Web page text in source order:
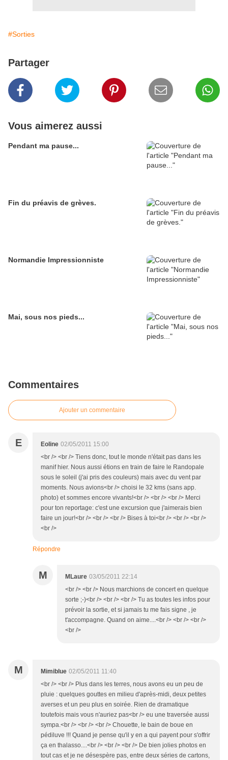
#Sorties
Partager
Vous aimerez aussi
Pendant ma pause...
Fin du préavis de grèves.
Normandie Impressionniste
Mai, sous nos pieds...
Commentaires
Ajouter un commentaire
E Eoline 02/05/2011 15:00
<br /> <br /> Tiens donc, tout le monde n'était pas dans les
manif hier. Nous aussi étions en train de faire le Randopale
sous le soleil (j'ai pris des couleurs) mais avec du vent par
moments. Nous avions<br /> choisi le 32 kms (sans app.
photo) et sommes encore vivants!<br /> <br /> <br /> Merci
pour ton reportage: c'est une excursion que j'aimerais bien
faire un jour!<br /> <br /> <br /> Bises à toi<br /> <br /> <br />
<br />
Répondre
M MLaure 03/05/2011 22:14
<br /> <br /> Nous marchions de concert en quelque
sorte ;-)<br /> <br /> <br /> Tu as toutes les infos pour
prévoir la sortie, et si jamais tu me fais signe , je
t'accompagne. Quand on aime....<br /> <br /> <br />
<br />
M Mimiblue 02/05/2011 11:40
<br /> <br /> Plus dans les terres, nous avons eu un peu de
pluie : quelques gouttes en milieu d'après-midi, deux petites
averses et un peu plus en soirée. Rien de dramatique
toutefois mais vous n'auriez pas<br /> eu une traversée aussi
sympa.<br /> <br /> <br /> Chouette, le bain de boue en
pédiluve !!! Quand je pense qu'il y en a qui payent pour s'offrir
ça en thalasso....<br /> <br /> <br /> De bien jolies photos en
tout cas et je ne désespère pas, entre deux séries de cartons,